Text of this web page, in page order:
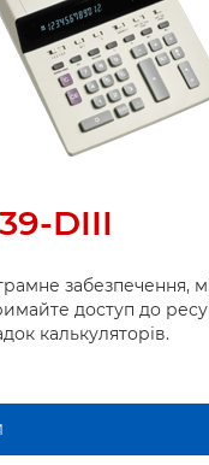
DIII
забезпечення,
доступ до
калькуляторів.